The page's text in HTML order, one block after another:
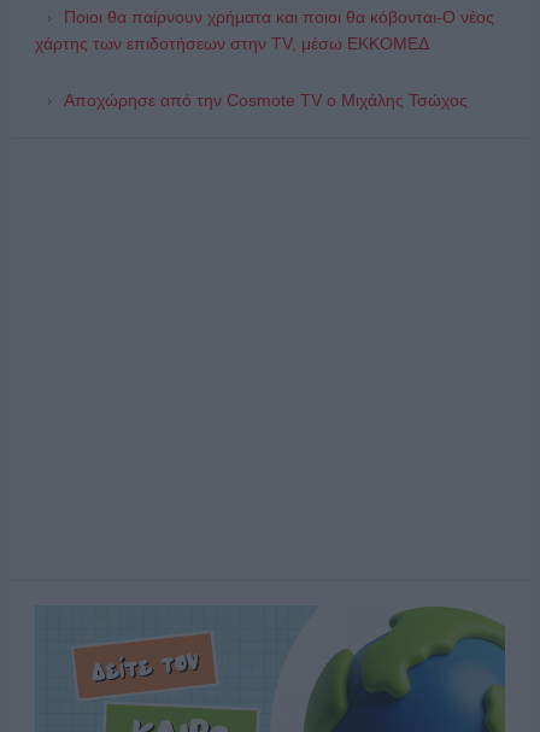
Ποιοι θα παίρνουν χρήματα και ποιοι θα κόβονται-Ο νέος
χάρτης των επιδοτήσεων στην TV, μέσω ΕΚΚΟΜΕΔ
Αποχώρησε από την Cosmote TV o Μιχάλης Τσώχος